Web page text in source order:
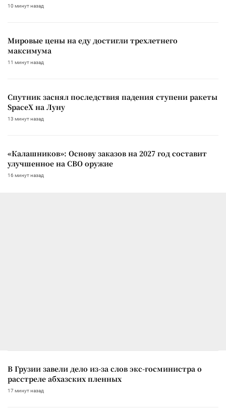
10 минут назад
Мировые цены на еду достигли трехлетнего
максимума
11 минут назад
Спутник заснял последствия падения ступени ракеты
SpaceX на Луну
13 минут назад
«Калашников»: Основу заказов на 2027 год составит
улучшенное на СВО оружие
16 минут назад
В Грузии завели дело из-за слов экс-госминистра о
расстреле абхазских пленных
17 минут назад